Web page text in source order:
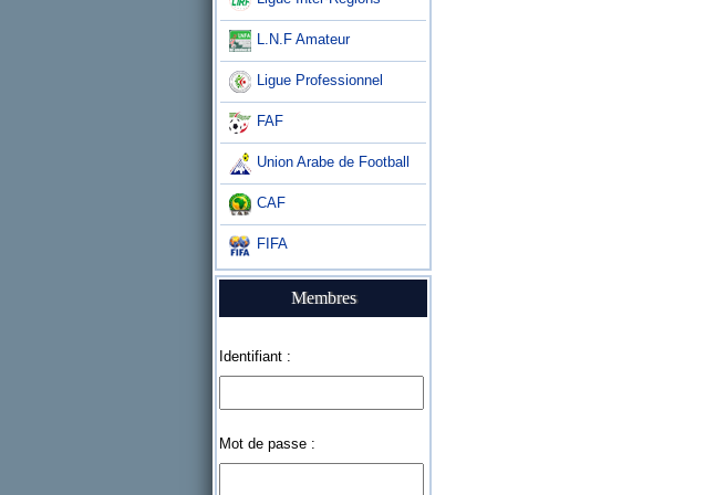
L.N.F Amateur
Ligue Professionnel
FAF
Union Arabe de Football
CAF
FIFA
Membres
Identifiant :
Mot de passe :